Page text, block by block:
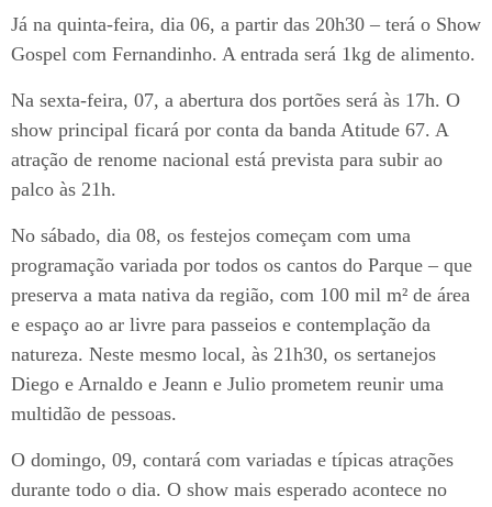
Já na quinta-feira, dia 06, a partir das 20h30 – terá o Show
Gospel com Fernandinho. A entrada será 1kg de alimento.
Na sexta-feira, 07, a abertura dos portões será às 17h. O
show principal ficará por conta da banda Atitude 67. A
atração de renome nacional está prevista para subir ao
palco às 21h.
No sábado, dia 08, os festejos começam com uma
programação variada por todos os cantos do Parque – que
preserva a mata nativa da região, com 100 mil m² de área
e espaço ao ar livre para passeios e contemplação da
natureza. Neste mesmo local, às 21h30, os sertanejos
Diego e Arnaldo e Jeann e Julio prometem reunir uma
multidão de pessoas.
O domingo, 09, contará com variadas e típicas atrações
durante todo o dia. O show mais esperado acontece no